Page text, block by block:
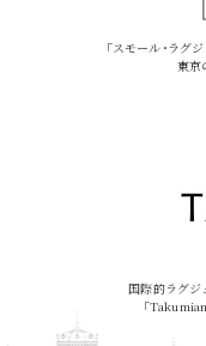
「スモール･ラグ
東京
国際的ラグジ
「